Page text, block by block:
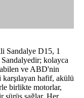
Sandalye D15, 1
kolayca
ve ABD'nin
hafif, akülü
birlikte motorlar,
sürüş sağlar. Her